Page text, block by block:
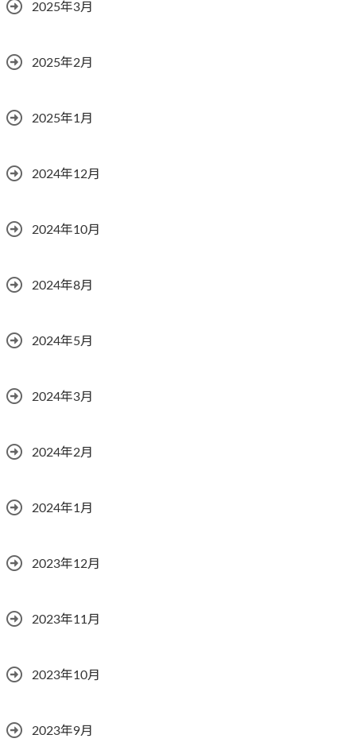
2025年3月
2025年2月
2025年1月
2024年12月
2024年10月
2024年8月
2024年5月
2024年3月
2024年2月
2024年1月
2023年12月
2023年11月
2023年10月
2023年9月